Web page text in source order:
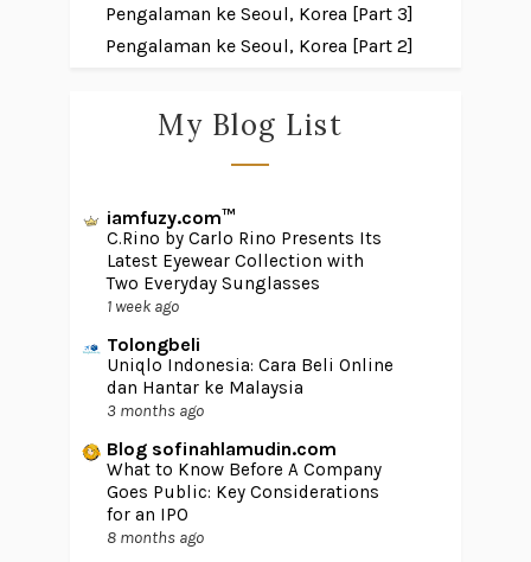
Pengalaman ke Seoul, Korea [Part 3]
Pengalaman ke Seoul, Korea [Part 2]
My Blog List
iamfuzy.com™
C.Rino by Carlo Rino Presents Its
Latest Eyewear Collection with
Two Everyday Sunglasses
1 week ago
Tolongbeli
Uniqlo Indonesia: Cara Beli Online
dan Hantar ke Malaysia
3 months ago
Blog sofinahlamudin.com
What to Know Before A Company
Goes Public: Key Considerations
for an IPO
8 months ago